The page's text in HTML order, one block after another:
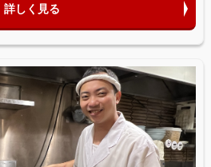
詳しく見る